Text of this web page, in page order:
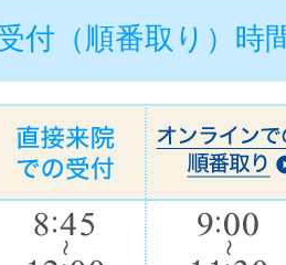
付（順番取り）時